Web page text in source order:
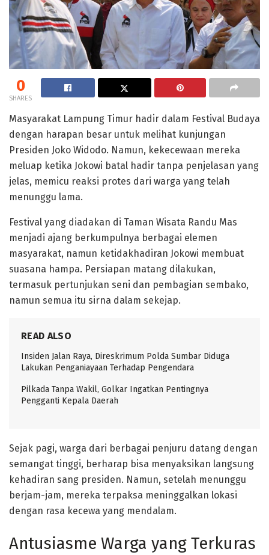
0
SHARES
Masyarakat Lampung Timur hadir dalam Festival Budaya
dengan harapan besar untuk melihat kunjungan
Presiden Joko Widodo. Namun, kekecewaan mereka
meluap ketika Jokowi batal hadir tanpa penjelasan yang
jelas, memicu reaksi protes dari warga yang telah
menunggu lama.
Festival yang diadakan di Taman Wisata Randu Mas
menjadi ajang berkumpulnya berbagai elemen
masyarakat, namun ketidakhadiran Jokowi membuat
suasana hampa. Persiapan matang dilakukan,
termasuk pertunjukan seni dan pembagian sembako,
namun semua itu sirna dalam sekejap.
READ ALSO
Insiden Jalan Raya, Direskrimum Polda Sumbar Diduga
Lakukan Penganiayaan Terhadap Pengendara
Pilkada Tanpa Wakil, Golkar Ingatkan Pentingnya
Pengganti Kepala Daerah
Sejak pagi, warga dari berbagai penjuru datang dengan
semangat tinggi, berharap bisa menyaksikan langsung
kehadiran sang presiden. Namun, setelah menunggu
berjam-jam, mereka terpaksa meninggalkan lokasi
dengan rasa kecewa yang mendalam.
Antusiasme Warga yang Terkuras